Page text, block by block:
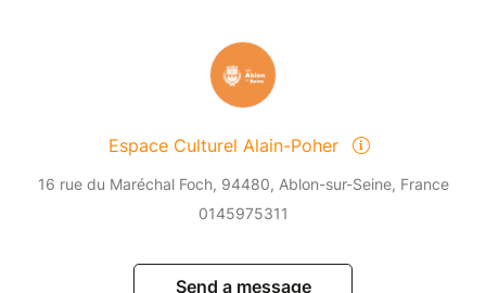
Espace Culturel Alain-Poher
16 rue du Maréchal Foch, 94480, Ablon-sur-Seine, France
0145975311
Send a message